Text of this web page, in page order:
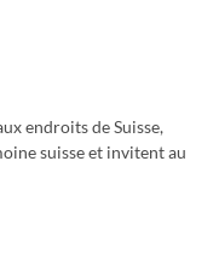
endroits de Suisse,
suisse et invitent au